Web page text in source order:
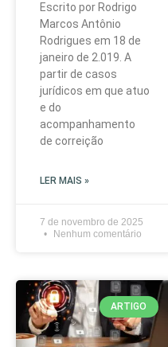
Escrito por Rodrigo
Marcos Antônio
Rodrigues em 18 de
janeiro de 2.019. A
partir de casos
jurídicos em que atuo
e do
acompanhamento
de correição
LER MAIS »
7 de novembro de 2025
Nenhum comentário
ARTIGO